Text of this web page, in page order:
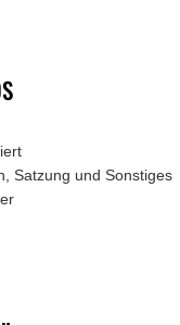
Satzung und Sonstiges